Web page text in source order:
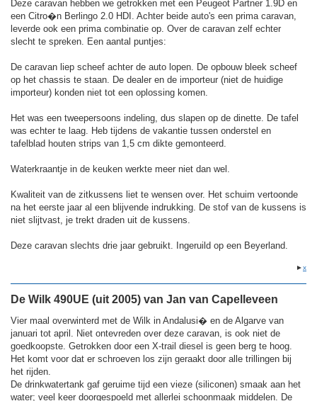
Deze caravan hebben we getrokken met een Peugeot Partner 1.9D en
een Citro�n Berlingo 2.0 HDI. Achter beide auto's een prima caravan,
leverde ook een prima combinatie op. Over de caravan zelf echter
slecht te spreken. Een aantal puntjes:
De caravan liep scheef achter de auto lopen. De opbouw bleek scheef
op het chassis te staan. De dealer en de importeur (niet de huidige
importeur) konden niet tot een oplossing komen.
Het was een tweepersoons indeling, dus slapen op de dinette. De tafel
was echter te laag. Heb tijdens de vakantie tussen onderstel en
tafelblad houten strips van 1,5 cm dikte gemonteerd.
Waterkraantje in de keuken werkte meer niet dan wel.
Kwaliteit van de zitkussens liet te wensen over. Het schuim vertoonde
na het eerste jaar al een blijvende indrukking. De stof van de kussens is
niet slijtvast, je trekt draden uit de kussens.
Deze caravan slechts drie jaar gebruikt. Ingeruild op een Beyerland.
►x
De Wilk 490UE (uit 2005) van Jan van Capelleveen
Vier maal overwinterd met de Wilk in Andalusi� en de Algarve van
januari tot april. Niet ontevreden over deze caravan, is ook niet de
goedkoopste. Getrokken door een X-trail diesel is geen berg te hoog.
Het komt voor dat er schroeven los zijn geraakt door alle trillingen bij
het rijden.
De drinkwatertank gaf geruime tijd een vieze (siliconen) smaak aan het
water; veel keer doorgespoeld met allerlei schoonmaak middelen. De